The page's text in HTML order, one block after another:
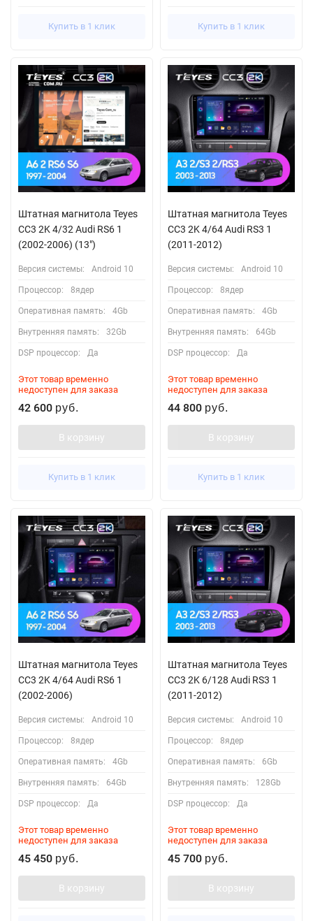
Купить в 1 клик Купить в 1 клик
Штатная магнитола Teyes
CC3 2K 4/32 Audi RS6 1
(2002-2006) (13")
Версия системы: Android 10
Процессор: 8ядер
Оперативная память: 4Gb
Внутренняя память: 32Gb
DSP процессор: Да
Этот товар временно
недоступен для заказа
42 600 руб.
В корзину
Купить в 1 клик
Штатная магнитола Teyes
CC3 2K 4/64 Audi RS3 1
(2011-2012)
Версия системы: Android 10
Процессор: 8ядер
Оперативная память: 4Gb
Внутренняя память: 64Gb
DSP процессор: Да
Этот товар временно
недоступен для заказа
44 800 руб.
В корзину
Купить в 1 клик
Штатная магнитола Teyes
CC3 2K 4/64 Audi RS6 1
(2002-2006)
Версия системы: Android 10
Процессор: 8ядер
Оперативная память: 4Gb
Внутренняя память: 64Gb
DSP процессор: Да
Этот товар временно
недоступен для заказа
45 450 руб.
В корзину
Штатная магнитола Teyes
CC3 2K 6/128 Audi RS3 1
(2011-2012)
Версия системы: Android 10
Процессор: 8ядер
Оперативная память: 6Gb
Внутренняя память: 128Gb
DSP процессор: Да
Этот товар временно
недоступен для заказа
45 700 руб.
В корзину